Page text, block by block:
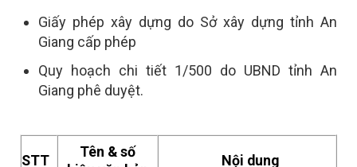
Giấy phép xây dựng do Sở xây dựng tỉnh An
Giang cấp phép
Quy hoạch chi tiết 1/500 do UBND tỉnh An
Giang phê duyệt.
STT
Tên & số
Nội dung